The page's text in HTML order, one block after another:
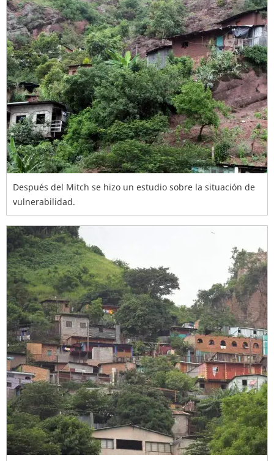
Después del Mitch se hizo un estudio sobre la situación de
vulnerabilidad.